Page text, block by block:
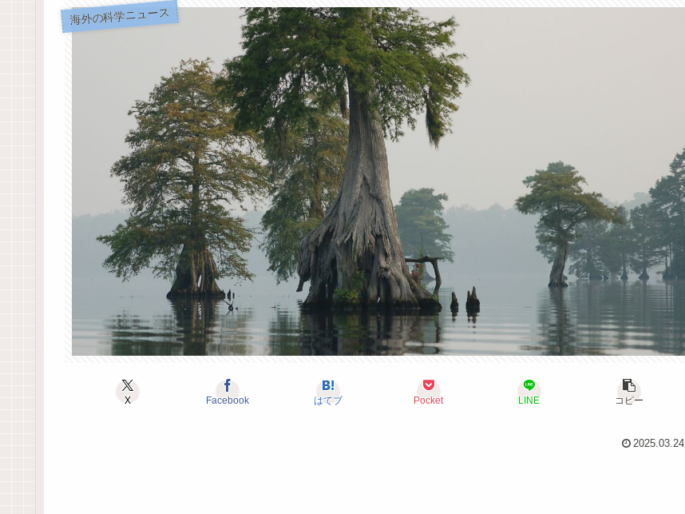
海外の科学ニュース
X Facebook はてブ Pocket LINE コピー
2025.03.24